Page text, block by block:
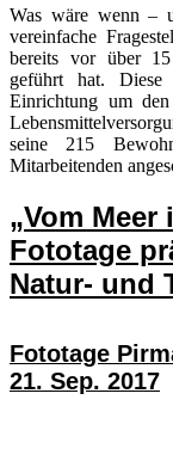
Was wäre wenn –
vereinfache
bereits vor über
geführt hat.
Einrichtung um
seine 215
Mitarbeitenden
„Vom
Fototage
Natur- und
Fototage
21. Sep. 2017